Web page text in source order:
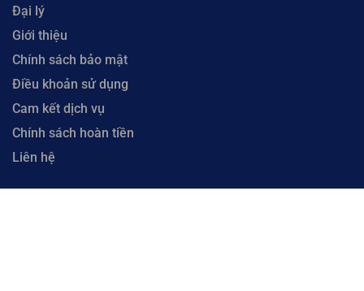
Đại lý
Giới thiệu
Chính sách bảo mật
Điều khoản sử dụng
Cam kết dịch vụ
Chính sách hoàn tiền
Liên hệ